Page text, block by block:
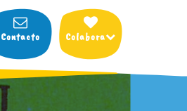
Contacto Colabora